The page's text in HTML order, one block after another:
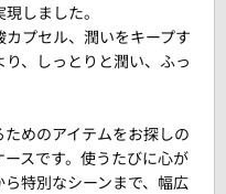
しました。
プセル、潤いをキープす
、しっとりと潤い、ふっ
めのアイテムをお探しの
スです。使うたびに心が
特別なシーンまで、幅広